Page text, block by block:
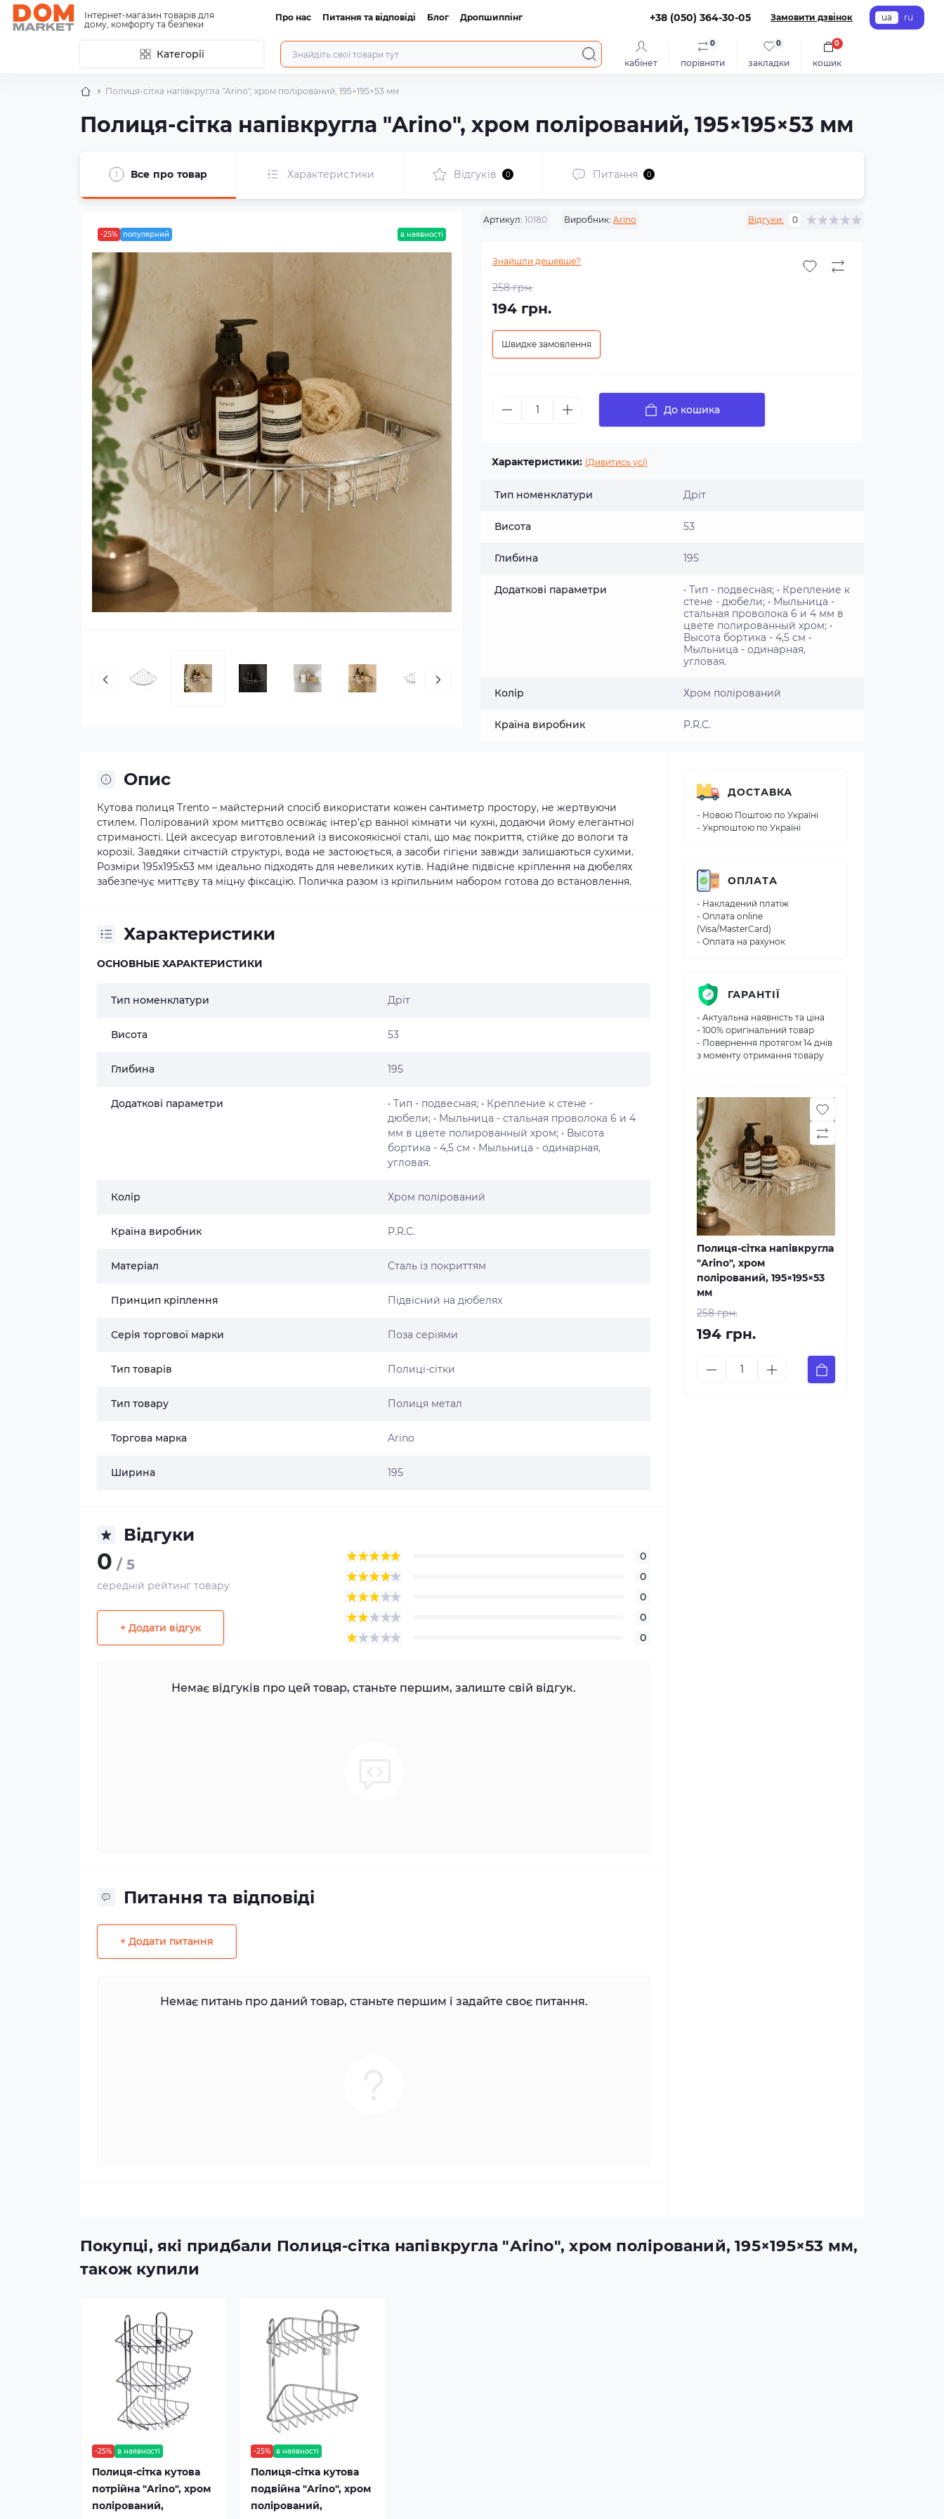
Інтернет-магазин товарів для
дому, комфорту та безпеки
Про нас Питання та відповіді Блог Дропшиппінг +38 (050) 364-30-05 Замовити дзвінок ua ru
Категорії
кабінет порівняти
0
закладки
0
кошик
0
Полиця-сітка напівкругла "Arino", хром полірований, 195×195×53 мм
Полиця-сітка напівкругла "Arino", хром полірований, 195×195×53 мм
Все про товар Характеристики Відгуків 0 Питання 0
-25% популярний в наявності
Артикул: 10180 Виробник: Arino Відгуки: 0
Знайшли дешевше?
258 грн.
194 грн.
Швидке замовлення
До кошика
Характеристики: (Дивитись усі)
Тип номенклатури Дріт
Висота 53
Глибина 195
Додаткові параметри
• Тип - подвесная; • Крепление к
стене - дюбели; • Мыльница -
стальная проволока 6 и 4 мм в
цвете полированный хром; •
Высота бортика - 4,5 см •
Мыльница - одинарная,
угловая.
Колір Хром полірований
Країна виробник P.R.C.
Опис
Кутова полиця Trento – майстерний спосіб використати кожен сантиметр простору, не жертвуючи
стилем. Полірований хром миттєво освіжає інтер’єр ванної кімнати чи кухні, додаючи йому елегантної
стриманості. Цей аксесуар виготовлений із високоякісної сталі, що має покриття, стійке до вологи та
корозії. Завдяки сітчастій структурі, вода не застоюється, а засоби гігієни завжди залишаються сухими.
Розміри 195х195х53 мм ідеально підходять для невеликих кутів. Надійне підвісне кріплення на дюбелях
забезпечує миттєву та міцну фіксацію. Поличка разом із кріпильним набором готова до встановлення.
Характеристики
ОСНОВНЫЕ ХАРАКТЕРИСТИКИ
Тип номенклатури Дріт
Висота 53
Глибина 195
Додаткові параметри
• Тип - подвесная; • Крепление к стене -
дюбели; • Мыльница - стальная проволока 6 и 4
мм в цвете полированный хром; • Высота
бортика - 4,5 см • Мыльница - одинарная,
угловая.
Колір Хром полірований
Країна виробник P.R.C.
Матеріал Сталь із покриттям
Принцип кріплення Підвісний на дюбелях
Серія торгової марки Поза серіями
Тип товарів Полиці-сітки
Тип товару Полиця метал
Торгова марка Arino
Ширина 195
Відгуки
0 / 5
середній рейтинг товару
+ Додати відгук
0
0
0
0
0
Немає відгуків про цей товар, станьте першим, залиште свій відгук.
Питання та відповіді
+ Додати питання
Немає питань про даний товар, станьте першим і задайте своє питання.
ДОСТАВКА
- Новою Поштою по Україні
- Укрпоштою по Україні
ОПЛАТА
- Накладений платіж
- Оплата online
(Visa/MasterCard)
- Оплата на рахунок
ГАРАНТІЇ
- Актуальна наявність та ціна
- 100% оригінальний товар
- Повернення протягом 14 днів
з моменту отримання товару
Полиця-сітка напівкругла
"Arino", хром
полірований, 195×195×53
мм
258 грн.
194 грн.
Покупці, які придбали Полиця-сітка напівкругла "Arino", хром полірований, 195×195×53 мм,
також купили
-25% в наявності
Полиця-сітка кутова
потрійна "Arino", хром
полірований,
-25% в наявності
Полиця-сітка кутова
подвійна "Arino", хром
полірований,